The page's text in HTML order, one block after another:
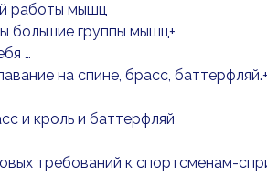
работы мышц
большие группы мышц+
…
на спине, брасс, баттерфляй.+
и кроль и баттерфляй
требований к спортсменам-